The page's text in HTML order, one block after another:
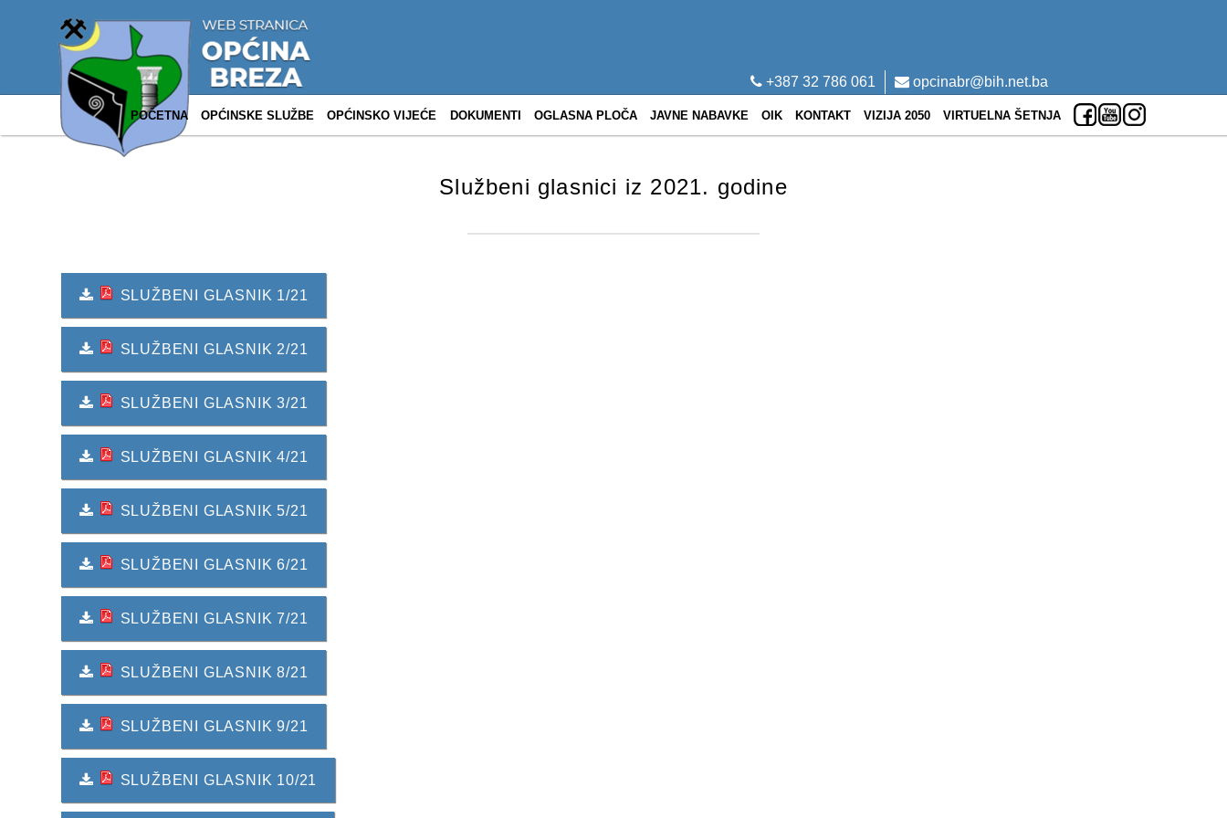
+387 32 786 061 opcinabr@bih.net.ba
POČETNA OPĆINSKE SLUŽBE OPĆINSKO VIJEĆE DOKUMENTI OGLASNA PLOČA JAVNE NABAVKE OIK KONTAKT VIZIJA 2050 VIRTUELNA ŠETNJA
Službeni glasnici iz 2021. godine
SLUŽBENI GLASNIK 1/21
SLUŽBENI GLASNIK 2/21
SLUŽBENI GLASNIK 3/21
SLUŽBENI GLASNIK 4/21
SLUŽBENI GLASNIK 5/21
SLUŽBENI GLASNIK 6/21
SLUŽBENI GLASNIK 7/21
SLUŽBENI GLASNIK 8/21
SLUŽBENI GLASNIK 9/21
SLUŽBENI GLASNIK 10/21